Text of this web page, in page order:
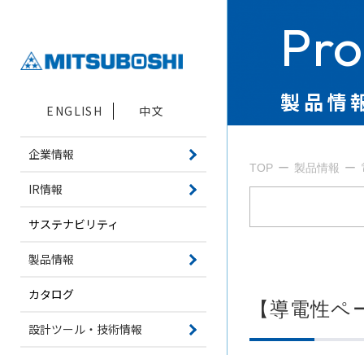
ENGLISH 中文
企業情報
IR情報
サステナビリティ
製品情報
カタログ
設計ツール・技術情報
製品情
TOP 製品情報
【導電性